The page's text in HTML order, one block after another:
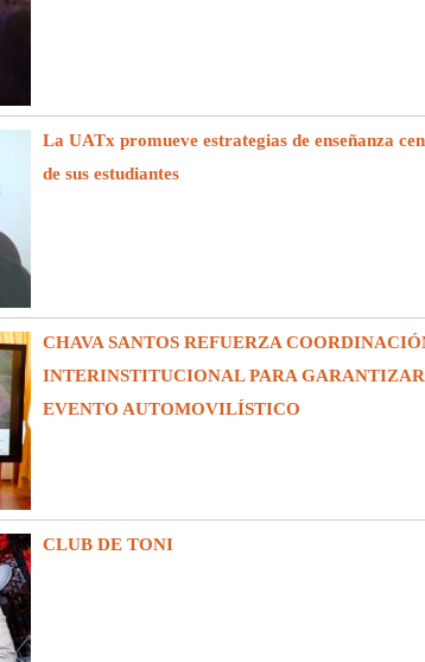
La UATx promueve estrategias de enseñanza
de sus estudiantes
CHAVA SANTOS REFUERZA
INTERINSTITUCIONAL PARA
EVENTO AUTOMOVILÍSTICO
CLUB DE TONI